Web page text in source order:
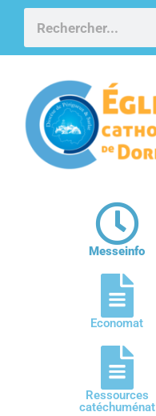
Messeinfo
Economat
Ressources
catéchuménat